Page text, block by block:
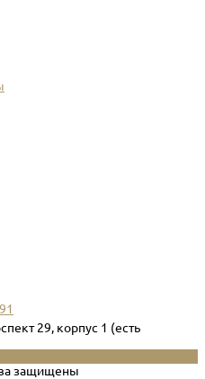
29, корпус 1 (есть
защищены